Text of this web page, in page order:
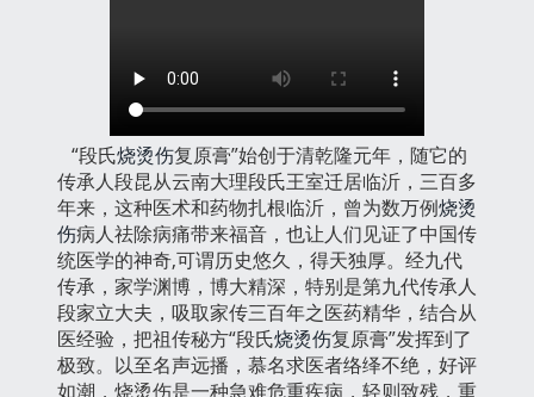
“段氏烧烫伤复原膏”始创于清乾隆元年，随它的
传承人段昆从云南大理段氏王室迁居临沂，三百多
年来，这种医术和药物扎根临沂，曾为数万例烧烫
伤病人祛除病痛带来福音，也让人们见证了中国传
统医学的神奇,可谓历史悠久，得天独厚。经九代
传承，家学渊博，博大精深，特别是第九代传承人
段家立大夫，吸取家传三百年之医药精华，结合从
医经验，把祖传秘方“段氏烧烫伤复原膏”发挥到了
极致。以至名声远播，慕名求医者络绎不绝，好评
如潮，烧烫伤是一种急难危重疾病，轻则致残，重